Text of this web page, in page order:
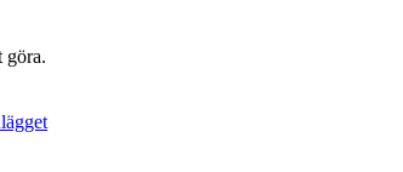
göra.